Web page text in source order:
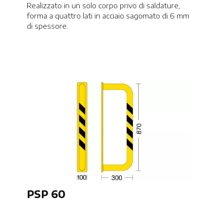
Realizzato in un solo corpo privo di saldature,
forma a quattro lati in acciaio sagomato di 6 mm
di spessore.
PSP 60